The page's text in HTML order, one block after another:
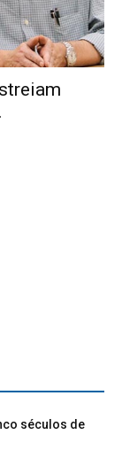
séculos de